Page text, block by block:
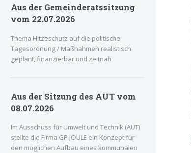
Aus der Gemeinderatssitzung
vom 22.07.2026
Thema Hitzeschutz auf die politische
Tagesordnung / Maßnahmen realistisch
geplant, finanzierbar und zeitnah
Aus der Sitzung des AUT vom
08.07.2026
Im Ausschuss für Umwelt und Technik (AUT)
stellte die Firma GP JOULE ein Konzept für
den möglichen Aufbau eines kommunalen